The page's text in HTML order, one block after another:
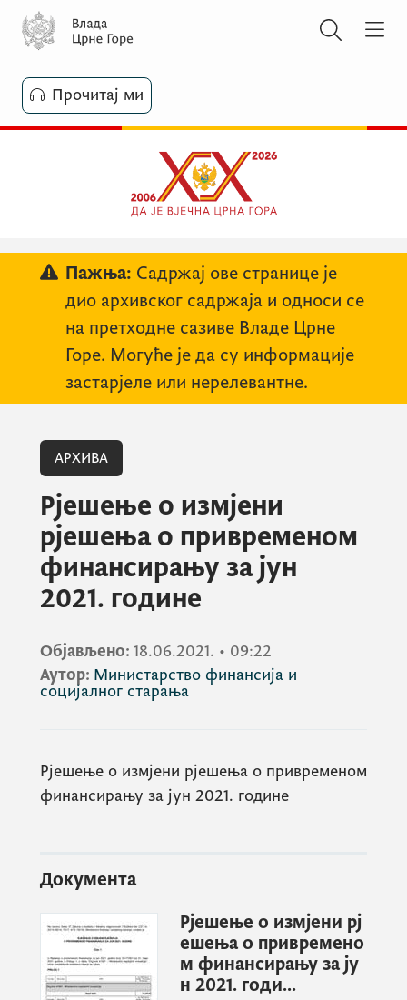
Прочитај ми
Пажња: Садржај ове странице је
дио архивског садржаја и односи се
на претходне сазиве Владе Црне
Горе. Могуће је да су информације
застарјеле или нерелевантне.
АРХИВА
Рјешење о измјени
рјешења о привременом
финансирању за јун
2021. године
Објављено: 18.06.2021. • 09:22
Аутор: Министарство финансија и
социјалног старања
Рјешење о измјени рјешења о привременом
финансирању за јун 2021. године
Документа
Рјешење о измјени рј
ешења о привремено
м финансирању за ју
н 2021. годи...